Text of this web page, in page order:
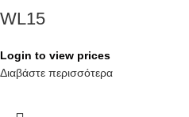
WL15
Login to view prices
Διαβάστε περισσότερα